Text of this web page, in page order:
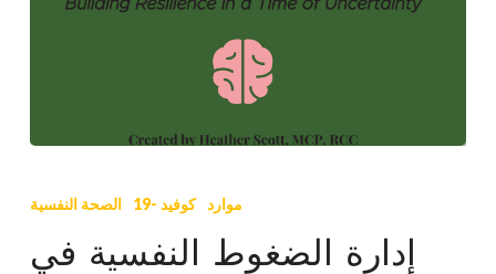
الضغوط
في
الصحة النفسية كوفيد -19 موارد
إدارة الضغوط النفسية في